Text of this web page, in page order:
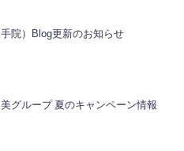
院）Blog更新のお知らせ
美グループ 夏のキャンペーン情報